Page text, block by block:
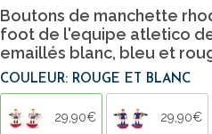
Boutons de manchette
foot de l'equipe atletico
emaillés blanc, bleu et
COULEUR: ROUGE ET BLANC
29,90€ 29,90€